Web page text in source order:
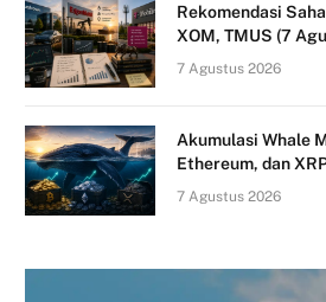
Rekomendasi
XOM, TMUS (7
7 Agustus 2026
Akumulasi Whale
Ethereum, dan
7 Agustus 2026